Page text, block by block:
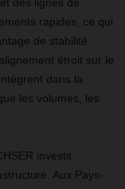
rapides, ce qui
de stabilité
étroit sur le
dans la
les volumes, les
investit
Aux Pays-